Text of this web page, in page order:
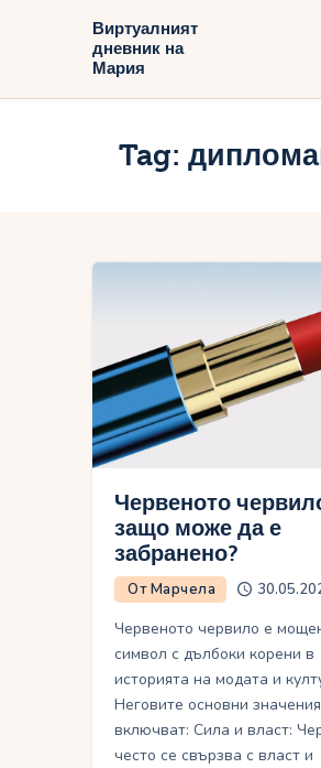
Виртуалният
дневник на
Мария
Tag:
Виртуалният дневник
Блог
Червеното
защо може да е
забранено?
От Марчела
Червеното червило е
символ с дълбоки корени в
историята на модата и
Неговите основни значения
включват: Сила и власт:
често се свързва с власт и